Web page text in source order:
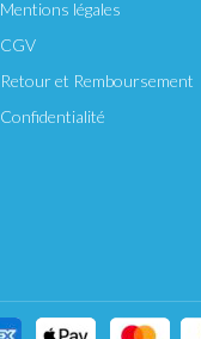
Mentions légales
CGV
Retour et Remboursement
Confidentialité